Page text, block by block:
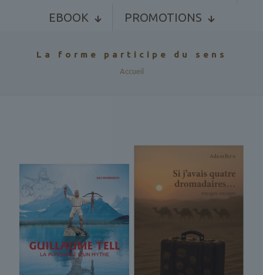
EBOOK
PROMOTIONS
La forme participe du sens
Accueil